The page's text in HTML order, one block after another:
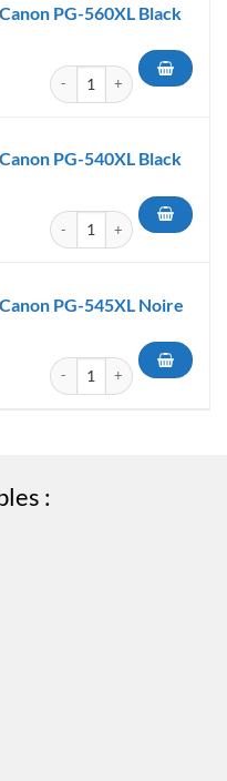
PG-560XL Black
quantité de Cartouche
PG-540XL Black
quantité de Cartouche
PG-545XL Noire
quantité de Cartouche
: